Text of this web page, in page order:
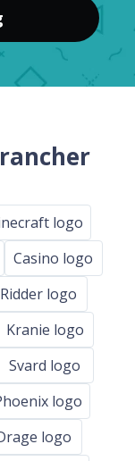
logo
Casino logo
Ridder logo
Kranie logo
Svard logo
logo
logo